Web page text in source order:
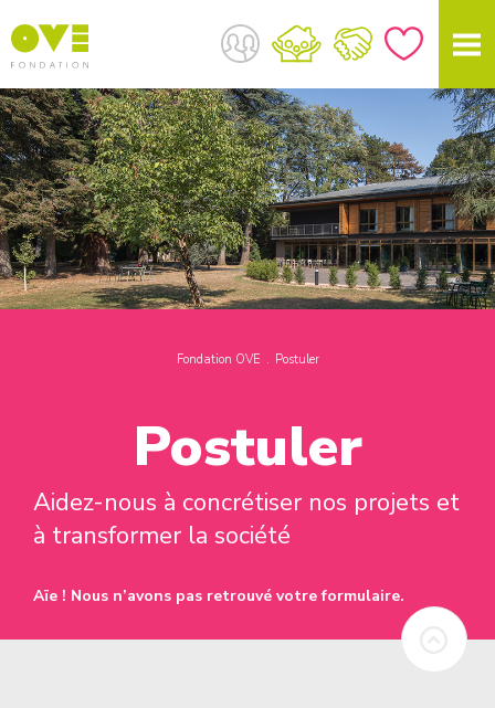
Fondation OVE Postuler
Postuler
Aidez-nous à concrétiser nos projets et
à transformer la société
Aïe ! Nous n’avons pas retrouvé votre formulaire.